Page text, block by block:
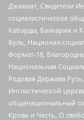
Джамаат, Свидетели
социалистическое
Кабарды, Балкарии и
Буль, Национал-
Формат-18,
Национальная
Родовая Держава
Инглистической
общенациональный
Кровь и Честь, О